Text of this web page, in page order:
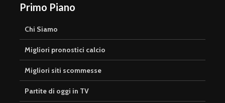
Primo Piano
Chi Siamo
Migliori pronostici calcio
Migliori siti scommesse
Partite di oggi in TV